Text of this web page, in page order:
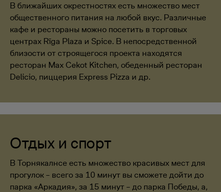
В ближайших окрестностях есть множество мест
общественного питания на любой вкус. Различные
кафе и рестораны можно посетить в торговых
центрах Rīga Plaza и Spice. В непосредственной
близости от строящегося проекта находятся
ресторан Max Cekot Kitchen, обеденный ресторан
Delicio, пиццерия Express Pizza и др.
Отдых и спорт
В Торнякалнсе есть множество красивых мест для
прогулок – всего за 10 минут вы сможете дойти до
парка «Аркадия», за 15 минут – до парка Победы, а,